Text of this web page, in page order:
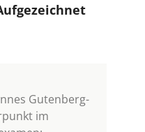
Gutenberg-
im